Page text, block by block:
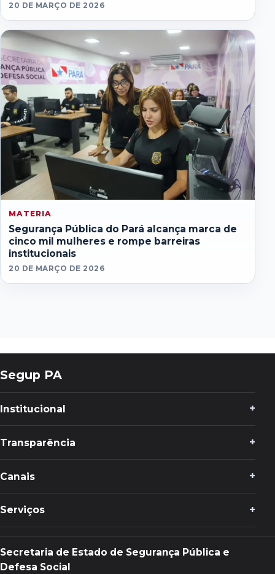
20 DE MARÇO DE 2026
MATERIA
Segurança Pública do Pará alcança marca de
cinco mil mulheres e rompe barreiras
institucionais
20 DE MARÇO DE 2026
Segup PA
Institucional
Transparência
Canais
Serviços
Secretaria de Estado de Segurança Pública e
Defesa Social